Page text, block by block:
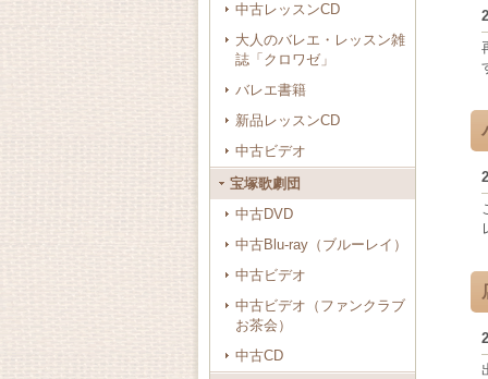
中古レッスンCD
大人のバレエ・レッスン雑
誌「クロワゼ」
バレエ書籍
新品レッスンCD
中古ビデオ
宝塚歌劇団
中古DVD
中古Blu-ray（ブルーレイ）
中古ビデオ
中古ビデオ（ファンクラブ
お茶会）
中古CD